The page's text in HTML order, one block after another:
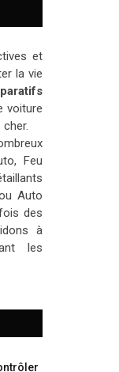
et
la vie
voiture
Feu
Auto
des
à
les